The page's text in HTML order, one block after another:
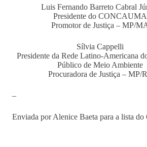
Luis Fernando Barreto Cabral
Presidente do CONCAUMA
Promotor de Justiça – MP/
Sílvia Cappelli
Presidente da Rede Latino-Americana
Público de Meio Ambiente
Procuradora de Justiça – MP/
–
Enviada por Alenice Baeta para a lista do